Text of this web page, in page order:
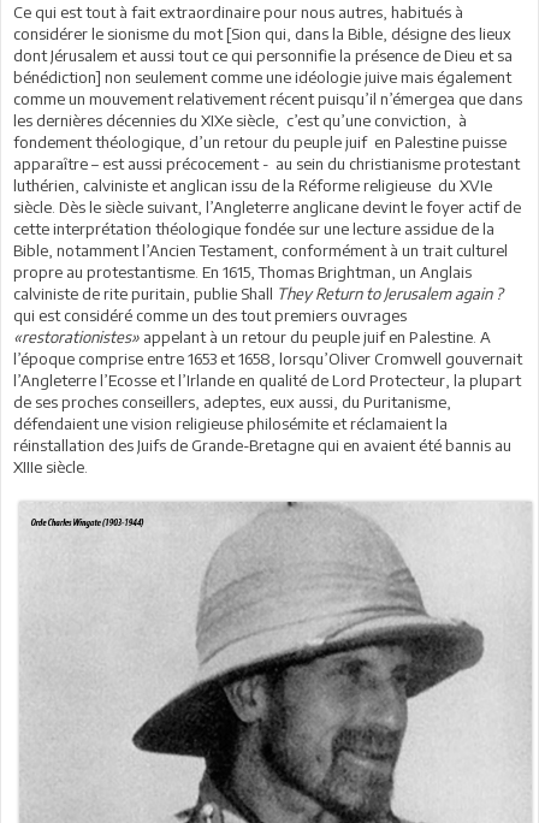
Ce qui est tout à fait extraordinaire pour nous autres, habitués à
considérer le sionisme du mot [Sion qui, dans la Bible, désigne des lieux
dont Jérusalem et aussi tout ce qui personnifie la présence de Dieu et sa
bénédiction] non seulement comme une idéologie juive mais également
comme un mouvement relativement récent puisqu’il n’émergea que dans
les dernières décennies du XIXe siècle, c’est qu’une conviction, à
fondement théologique, d’un retour du peuple juif en Palestine puisse
apparaître – est aussi précocement - au sein du christianisme protestant
luthérien, calviniste et anglican issu de la Réforme religieuse du XVIe
siècle. Dès le siècle suivant, l’Angleterre anglicane devint le foyer actif de
cette interprétation théologique fondée sur une lecture assidue de la
Bible, notamment l’Ancien Testament, conformément à un trait culturel
propre au protestantisme. En 1615, Thomas Brightman, un Anglais
calviniste de rite puritain, publie Shall They Return to Jerusalem again ?
qui est considéré comme un des tout premiers ouvrages
«restorationistes» appelant à un retour du peuple juif en Palestine. A
l’époque comprise entre 1653 et 1658, lorsqu’Oliver Cromwell gouvernait
l’Angleterre l’Ecosse et l’Irlande en qualité de Lord Protecteur, la plupart
de ses proches conseillers, adeptes, eux aussi, du Puritanisme,
défendaient une vision religieuse philosémite et réclamaient la
réinstallation des Juifs de Grande-Bretagne qui en avaient été bannis au
XIIIe siècle.